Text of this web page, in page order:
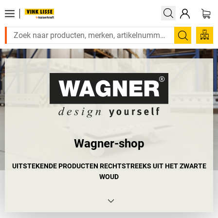
Zoeken
Wagner-shop
UITSTEKENDE PRODUCTEN RECHTSTREEKS UIT HET ZWARTE
WOUD
Adelheid en Roland Wagner, de oprichters van het familiebedrijf
Wagner System GmbH, hadden een briljant idee: dingen